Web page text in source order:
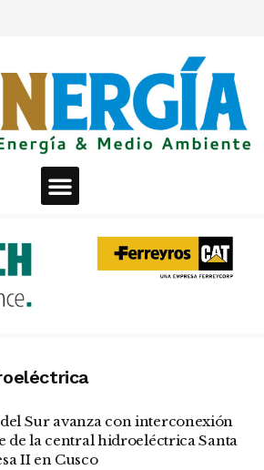
Sur avanza con interconexión
de la central hidroeléctrica Santa
II en Cusco